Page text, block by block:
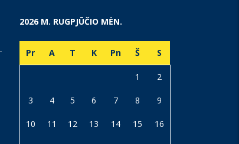
2026 M. RUGPJŪČIO MĖN.
Pr A T K Pn Š S
1 2
3 4 5 6 7 8 9
10 11 12 13 14 15 16